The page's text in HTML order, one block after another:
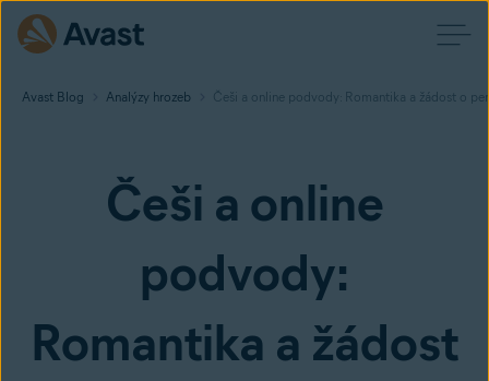
Avast Blog Analýzy hrozeb Češi a online podvody: Romantika a žádost o
Češi a online
podvody:
Romantika a žádost